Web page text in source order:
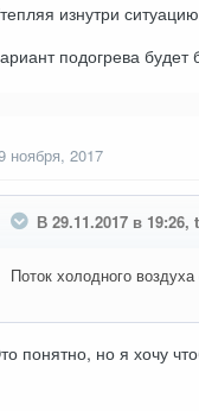
изнутри
подогрева
ноября, 2017
В 29.11.2017 в 19:26,
Поток холодного
понятно, но я хочу